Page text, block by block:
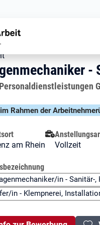
zu: -
-
Merkmale
Rahmen der
am Rhein
Vollzeit
in - Sanitär-
in - Klempnerei,